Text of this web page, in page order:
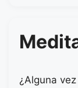
¿Alguna